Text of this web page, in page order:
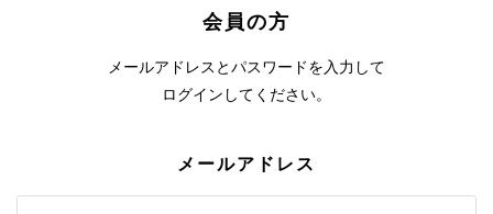
会員の方
メールアドレスとパスワードを入力して
ログインしてください。
メールアドレス